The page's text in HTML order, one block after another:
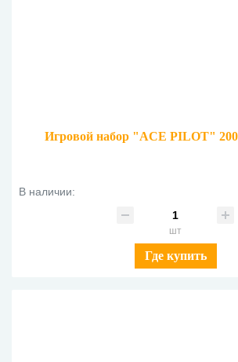
Игровой набор "ACE PILOT"
В наличии:
шт
Где купить